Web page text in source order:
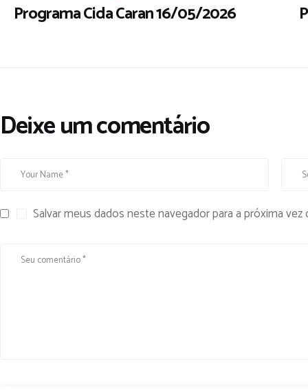
Programa Cida Caran 16/05/2026
Deixe um comentário
Salvar meus dados neste navegador para a próxima